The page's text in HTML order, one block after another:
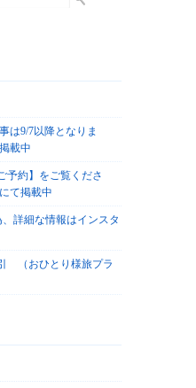
は9/7以降となりま
載中
予約】をご覧くださ
掲載中
詳細な情報はインスタ
（おひとり様旅プラ